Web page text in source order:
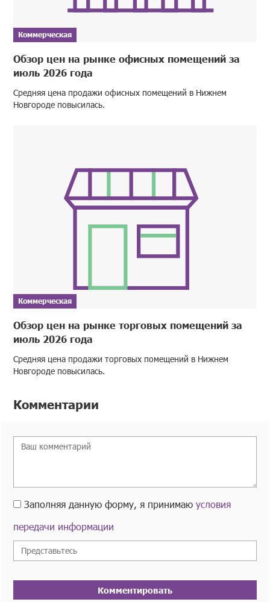
Коммерческая
Обзор цен на рынке офисных помещений за
июль 2026 года
Средняя цена продажи офисных помещений в Нижнем
Новгороде повысилась.
Коммерческая
Обзор цен на рынке торговых помещений за
июль 2026 года
Средняя цена продажи торговых помещений в Нижнем
Новгороде повысилась.
Комментарии
Заполняя данную форму, я принимаюусловия
передачи информации
Комментировать